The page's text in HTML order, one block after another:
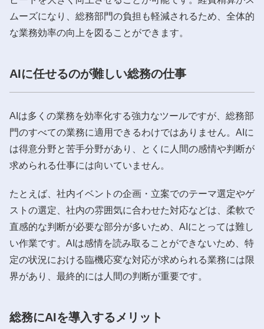
ムーズになり、総務部門の負担も軽減されるため、全体的
な業務効率の向上を図ることができます。
AIに任せるのが難しい総務の仕事
AIは多くの業務を効率化する強力なツールですが、総務部
門のすべての業務に適用できるわけではありません。AIに
は得意分野と苦手分野があり、とくに人間の感情や判断が
求められる仕事には向いていません。
たとえば、社内イベントの企画・立案でのテーマ選定やゲ
ストの選定、社内の雰囲気に合わせた対応などは、柔軟で
直感的な判断が必要な部分が多いため、AIにとっては難し
い作業です。AIは感情を読み取ることができないため、特
定の状況における臨機応変な対応が求められる業務には限
界があり、最終的には人間の判断が重要です。
総務にAIを導入するメリット